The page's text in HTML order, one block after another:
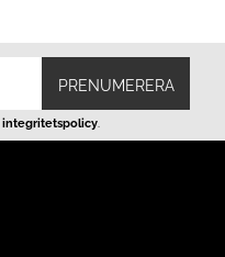
PRENUMERERA
integritetspolicy.